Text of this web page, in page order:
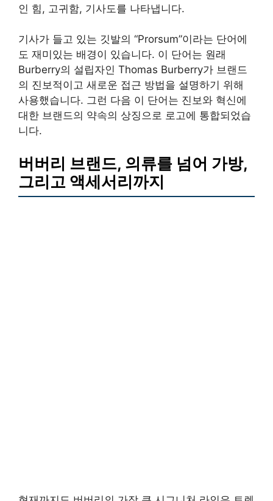
인 힘, 고귀함, 기사도를 나타냅니다.
기사가 들고 있는 깃발의 “Prorsum”이라는 단어에
도 재미있는 배경이 있습니다. 이 단어는 원래
Burberry의 설립자인 Thomas Burberry가 브랜드
의 진보적이고 새로운 접근 방법을 설명하기 위해
사용했습니다. 그런 다음 이 단어는 진보와 혁신에
대한 브랜드의 약속의 상징으로 로고에 통합되었습
니다.
버버리 브랜드, 의류를 넘어 가방,
그리고 액세서리까지